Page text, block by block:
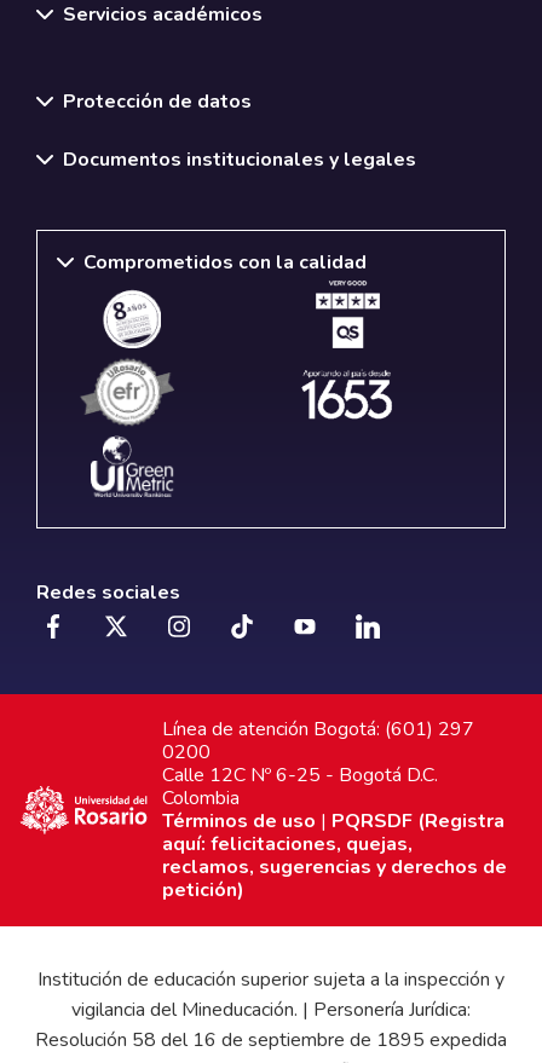
Servicios académicos
Protección de datos
Documentos institucionales y legales
Comprometidos con la calidad
Redes sociales
Línea de atención Bogotá: (601) 297
0200
Calle 12C Nº 6-25 - Bogotá D.C.
Colombia
Términos de uso | PQRSDF (Registra
aquí: felicitaciones, quejas,
reclamos, sugerencias y derechos de
petición)
Institución de educación superior sujeta a la inspección y
vigilancia del Mineducación. | Personería Jurídica:
Resolución 58 del 16 de septiembre de 1895 expedida